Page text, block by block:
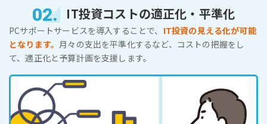
02. IT投資コストの適正化・平準化
PCサポートサービスを導入することで、 IT投資の見える化が可能
となります。 月々の支出を平準化するなど、コストの把握をし
て、適正化と予算計画を支援します。